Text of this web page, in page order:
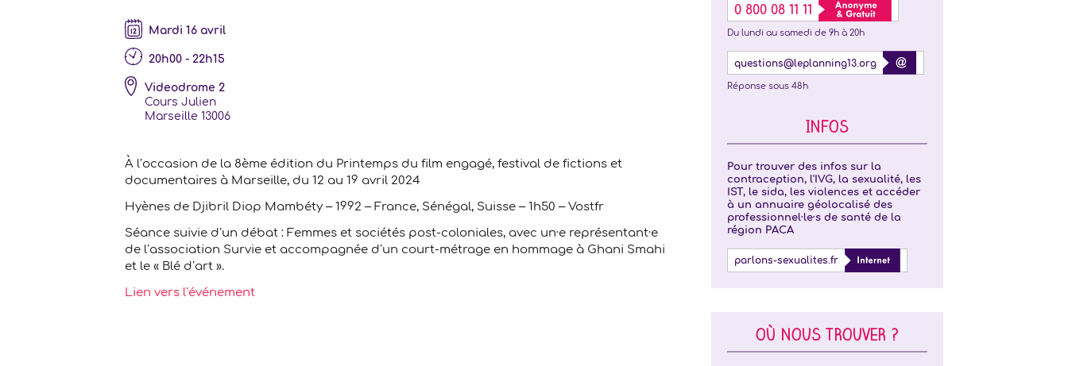
mardi 16 avril
20h00 - 22h15
Videodrome 2
Cours Julien
Marseille 13006
À l’occasion de la 8ème édition du Printemps du film engagé, festival de fictions et
documentaires à Marseille, du 12 au 19 avril 2024
Hyènes de Djibril Diop Mambéty – 1992 – France, Sénégal, Suisse – 1h50 – Vostfr
Séance suivie d’un débat : Femmes et sociétés post-coloniales, avec un·e représentant·e
de l’association Survie et accompagnée d’un court-métrage en hommage à Ghani Smahi
et le « Blé d’art ».
Lien vers l’événement
0 800 08 11 11
Du lundi au samedi de 9h à 20h
questions@leplanning13.org
Réponse sous 48h
INFOS
Pour trouver des infos sur la
contraception, l'IVG, la sexualité, les
IST, le sida, les violences et accéder
à un annuaire géolocalisé des
professionnel·le·s de santé de la
région PACA
parlons-sexualites.fr
OÙ NOUS TROUVER ?